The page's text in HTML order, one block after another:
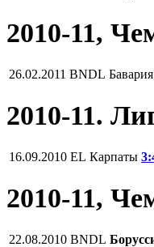
2010-11,
26.02.2011 BNDL Бавария
2010-11.
16.09.2010 EL Карпаты
2010-11,
22.08.2010 BNDL